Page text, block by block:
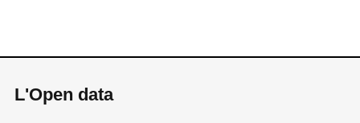
L'Open data